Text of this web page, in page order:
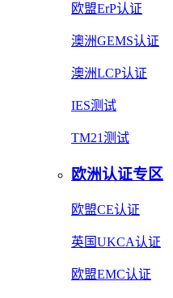
欧盟ErP认证
澳洲GEMS认证
澳洲LCP认证
IES测试
TM21测试
欧洲认证专区
欧盟CE认证
英国UKCA认证
欧盟EMC认证